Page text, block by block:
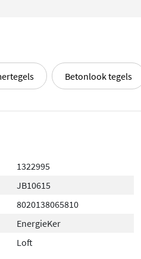
Betonlook tegels
1322995
JB10615
8020138065810
EnergieKer
Loft